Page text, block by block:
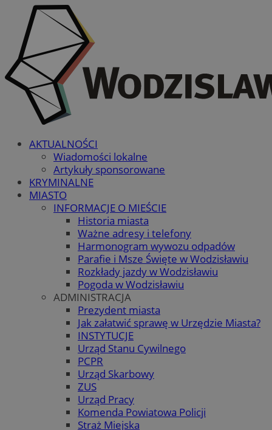
AKTUALNOŚCI
Wiadomości lokalne
Artykuły sponsorowane
KRYMINALNE
MIASTO
INFORMACJE O MIEŚCIE
Historia miasta
Ważne adresy i telefony
Harmonogram wywozu odpadów
Parafie i Msze Święte w Wodzisławiu
Rozkłady jazdy w Wodzisławiu
Pogoda w Wodzisławiu
ADMINISTRACJA
Prezydent miasta
Jak załatwić sprawę w Urzędzie Miasta?
INSTYTUCJE
Urząd Stanu Cywilnego
PCPR
Urząd Skarbowy
ZUS
Urząd Pracy
Komenda Powiatowa Policji
Straż Miejska